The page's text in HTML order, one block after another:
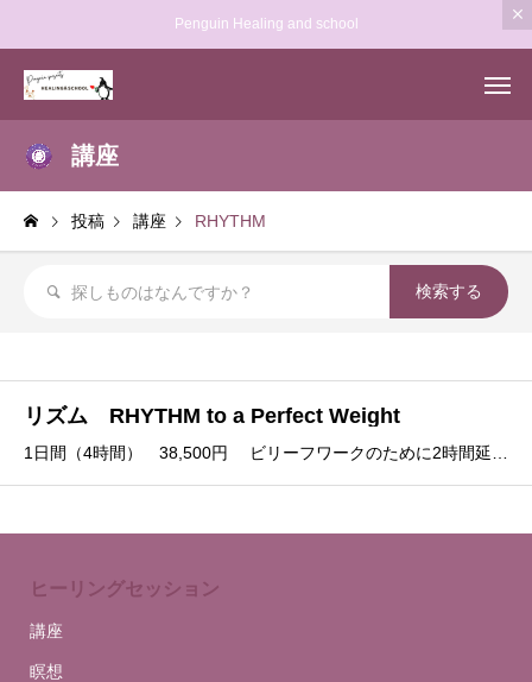
Penguin Healing and school
講座
投稿 講座 RHYTHM
リズム RHYTHM to a Perfect Weight
ヒーリングセッション
講座
瞑想